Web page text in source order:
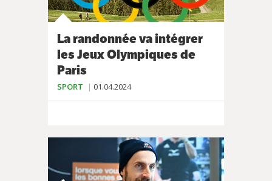
La randonnée va intégrer
les Jeux Olympiques de
Paris
SPORT 01.04.2024